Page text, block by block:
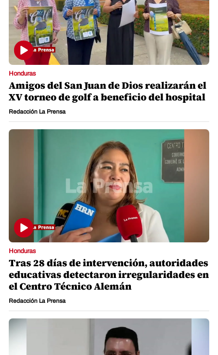
Honduras
Amigos del San Juan de Dios realizarán el
XV torneo de golf a beneficio del hospital
Redacción La Prensa
Honduras
Tras 28 días de intervención, autoridades
educativas detectaron irregularidades en
el Centro Técnico Alemán
Redacción La Prensa